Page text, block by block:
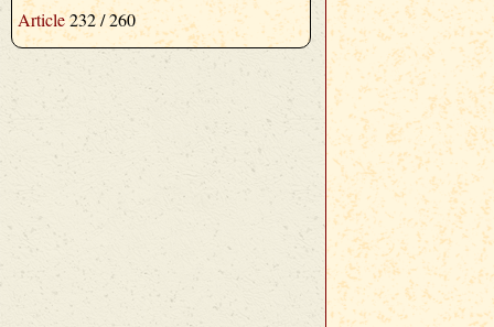
Article232 / 260